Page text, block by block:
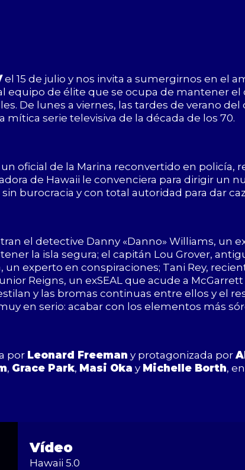
el 15 de julio y nos invita a sumergirnos en el
equipo de élite que se ocupa de mantener el
De lunes a viernes, las tardes de verano del
serie televisiva de la década de los 70.
oficial de la Marina reconvertido en policía,
de Hawaii le convenciera para dirigir un
burocracia y con total autoridad para dar
el detective Danny «Danno» Williams, un
la isla segura; el capitán Lou Grover,
un experto en conspiraciones; Tani Rey,
Reigns, un exSEAL que acude a
y las bromas continuas entre ellos y el
en serio: acabar con los elementos más
por Leonard Freeman y protagonizada por
, Grace Park, Masi Oka y Michelle Borth,
Vídeo
Hawaii 5.0